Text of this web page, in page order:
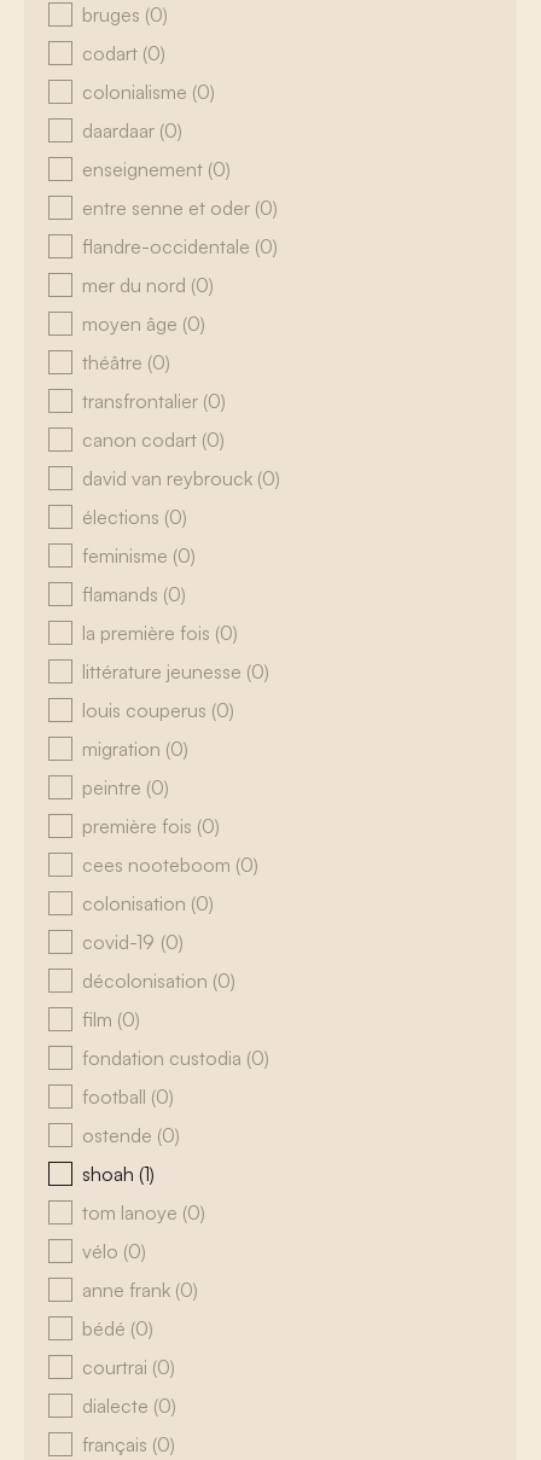
bruges (0)
codart (0)
colonialisme (0)
daardaar (0)
enseignement (0)
entre senne et oder (0)
flandre-occidentale (0)
mer du nord (0)
moyen âge (0)
théâtre (0)
transfrontalier (0)
canon codart (0)
david van reybrouck (0)
élections (0)
feminisme (0)
flamands (0)
la première fois (0)
littérature jeunesse (0)
louis couperus (0)
migration (0)
peintre (0)
première fois (0)
cees nooteboom (0)
colonisation (0)
covid-19 (0)
décolonisation (0)
film (0)
fondation custodia (0)
football (0)
ostende (0)
shoah (1)
tom lanoye (0)
vélo (0)
anne frank (0)
bédé (0)
courtrai (0)
dialecte (0)
français (0)